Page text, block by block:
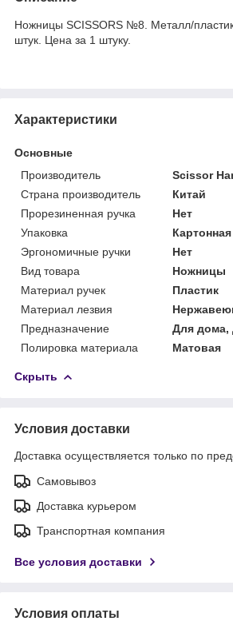
Ножницы SCISSORS №8. Металл/
штук. Цена за 1 штуку.
Характеристики
Основные
Производитель
Scissor
Страна производитель
Китай
Прорезиненная ручка
Нет
Упаковка
Картонная
Эргономичные ручки
Нет
Вид товара
Ножницы
Материал ручек
Пластик
Материал лезвия
Предназначение
Для дома,
Полировка материала
Матовая
Скрыть
Условия доставки
Доставка осуществляется только по
Самовывоз
Доставка курьером
Транспортная компания
Все условия доставки
Условия оплаты